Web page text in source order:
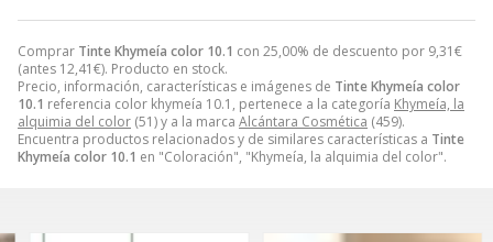
Comprar Tinte Khymeía color 10.1 con 25,00% de descuento por 9,31€
(antes 12,41€). Producto en stock.
Precio, información, características e imágenes de Tinte Khymeía color
10.1 referencia color khymeía 10.1, pertenece a la categoría Khymeía, la
alquimia del color (51) y a la marca Alcántara Cosmética (459).
Encuentra productos relacionados y de similares características a Tinte
Khymeía color 10.1 en "Coloración", "Khymeía, la alquimia del color".